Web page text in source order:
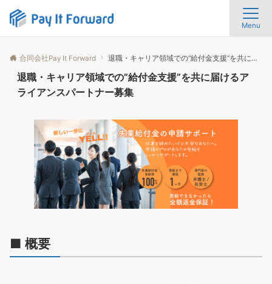
Menu
合同会社Pay It Forward 退職・キャリア領域での”給付金支援”を共に届けるアライアンスパートナー募集
退職・キャリア領域での”給付金支援”を共に届けるア
ライアンスパートナー募集
■ 概要